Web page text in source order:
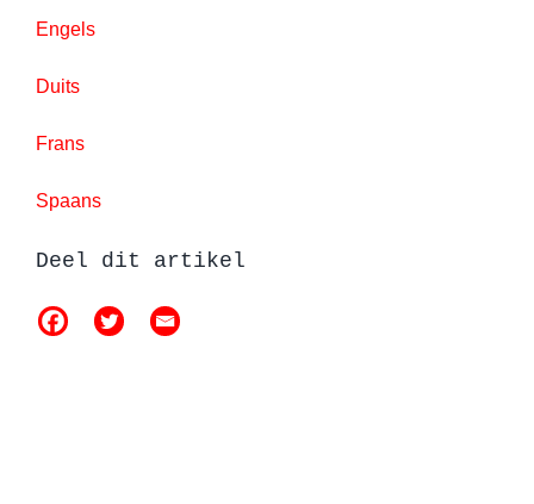
Engels
Duits
Frans
Spaans
Deel dit artikel